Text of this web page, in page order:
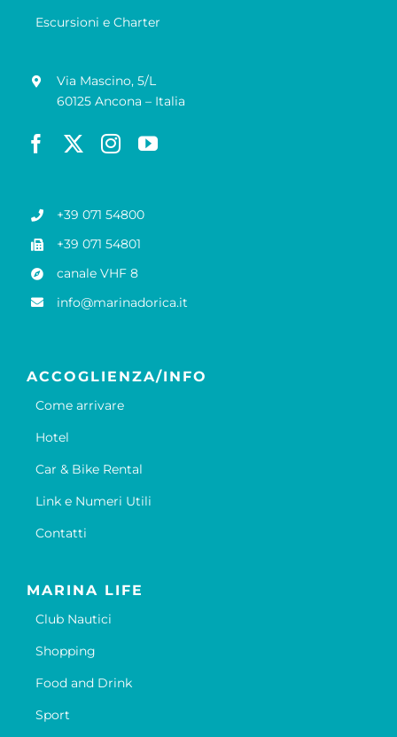
Escursioni e Charter
Via Mascino, 5/L
60125 Ancona – Italia
+39 071 54800
+39 071 54801
canale VHF 8
info@marinadorica.it
ACCOGLIENZA/INFO
Come arrivare
Hotel
Car & Bike Rental
Link e Numeri Utili
Contatti
MARINA LIFE
Club Nautici
Shopping
Food and Drink
Sport